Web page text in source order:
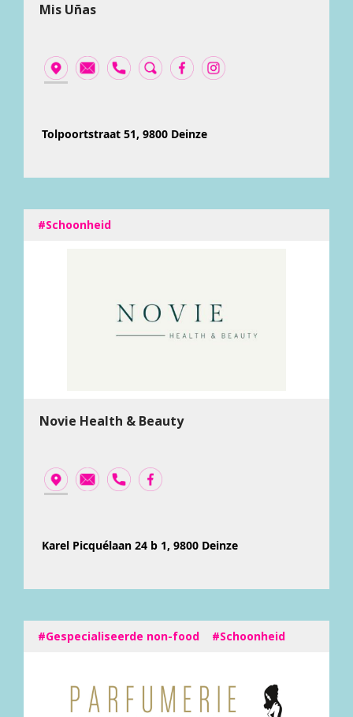
Mis Uñas
Tolpoortstraat 51, 9800 Deinze
#Schoonheid
Novie Health & Beauty
Karel Picquélaan 24 b 1, 9800 Deinze
#Gespecialiseerde non-food #Schoonheid